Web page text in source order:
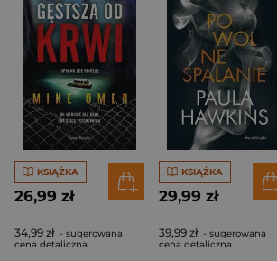
KSIĄŻKA
26,99 zł
34,99 zł - sugerowana
cena detaliczna
KSIĄŻKA
29,99 zł
39,99 zł - sugerowana
cena detaliczna